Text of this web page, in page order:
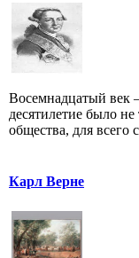
Восемнадцатый век
десятилетие было
общества, для всего
Карл Верне